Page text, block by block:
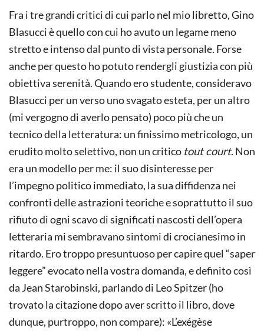
Fra i tre grandi critici di cui parlo nel mio libretto, Gino
Blasucci è quello con cui ho avuto un legame meno
stretto e intenso dal punto di vista personale. Forse
anche per questo ho potuto rendergli giustizia con più
obiettiva serenità. Quando ero studente, consideravo
Blasucci per un verso uno svagato esteta, per un altro
(mi vergogno di averlo pensato) poco più che un
tecnico della letteratura: un finissimo metricologo, un
erudito molto selettivo, non un critico tout court. Non
era un modello per me: il suo disinteresse per
l’impegno politico immediato, la sua diffidenza nei
confronti delle astrazioni teoriche e soprattutto il suo
rifiuto di ogni scavo di significati nascosti dell’opera
letteraria mi sembravano sintomi di crocianesimo in
ritardo. Ero troppo presuntuoso per capire quel “saper
leggere” evocato nella vostra domanda, e definito così
da Jean Starobinski, parlando di Leo Spitzer (ho
trovato la citazione dopo aver scritto il libro, dove
dunque, purtroppo, non compare): «L’exégèse